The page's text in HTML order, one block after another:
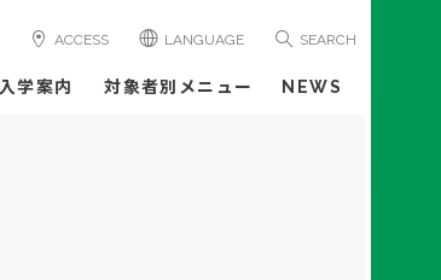
ACCESS LANGUAGE SEARCH
入学案内 対象者別メニュー NEWS